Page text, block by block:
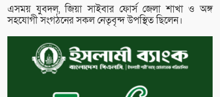
এসময় যুবদল, জিয়া সাইবার ফোর্স জেলা শাখা ও অঙ্গ
সহযোগী সংগঠনের সকল নেতৃবৃন্দ উপস্থিত ছিলেন।